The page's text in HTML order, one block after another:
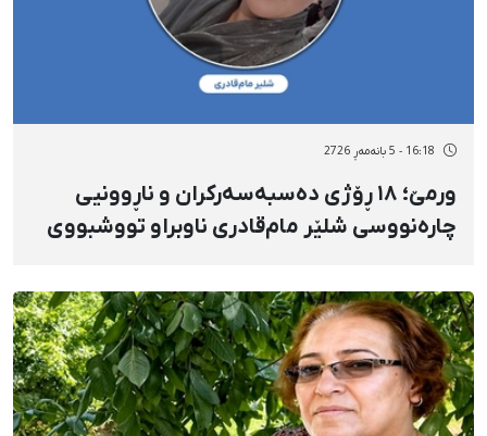
16:18 - 5 بانەمەڕ 2726
ورمێ؛ ١٨ ڕۆژی دەسبەسەرکران و ناڕوونیی
چارەنووسی شلێر مام‌قادری ناوبراو تووشبووی